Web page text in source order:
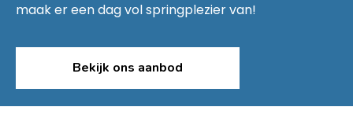
maak er een dag vol springplezier van!
Bekijk ons aanbod